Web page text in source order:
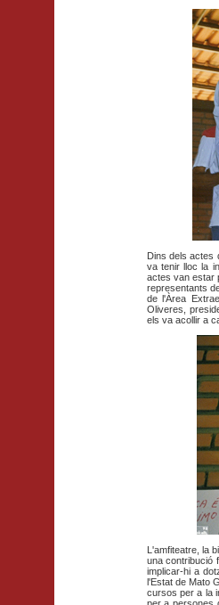
Dins dels actes
va tenir lloc la
actes van estar
representants
de l'Àrea
Oliveres,
els va acollir a
L'amfiteatre, la
una contribució
implicar-hi a
l'Estat de Mato
cursos per a la